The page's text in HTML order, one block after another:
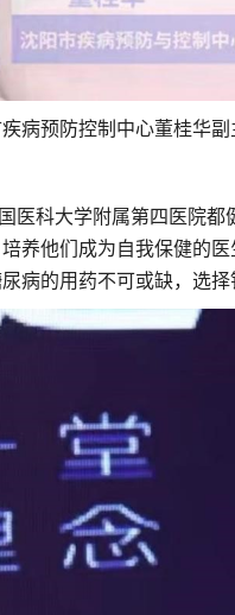
病预防控制中心董桂华副
科大学附属第四医院都健
养他们成为自我保健的
病的用药不可或缺，选